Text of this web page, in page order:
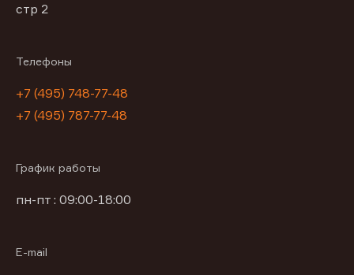
стр 2
Телефоны
+7 (495) 748-77-48
+7 (495) 787-77-48
График работы
пн-пт : 09:00-18:00
E-mail